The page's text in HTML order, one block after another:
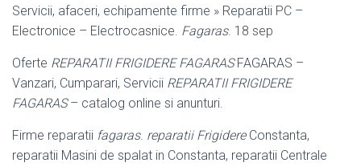
Servicii, afaceri, echipamente firme » Reparatii PC –
Electronice – Electrocasnice. Fagaras. 18 sep
Oferte REPARATII FRIGIDERE FAGARASFAGARAS –
Vanzari, Cumparari, Servicii REPARATII FRIGIDERE
FAGARAS– catalog online si anunturi.
Firme reparatii fagaras. reparatii FrigidereConstanta,
reparatii Masini de spalat in Constanta, reparatii Centrale